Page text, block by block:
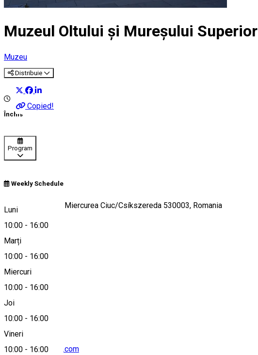
Muzeul Oltului şi Mureşului Superior
Muzeu
Distribuie
Copied!
Închis
Program
Weekly Schedule
Luni
10:00 - 16:00
Marți
10:00 - 16:00
Miercuri
10:00 - 16:00
Joi
10:00 - 16:00
Vineri
10:00 - 16:00
Petőfi Sándor 23, Miercurea Ciuc/Csíkszereda 530003, Romania
Hartă
moms_hr@yahoo.com